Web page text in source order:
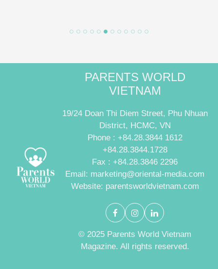
PARENTS WORLD
VIETNAM
19/24 Doan Thi Diem Street, Phu Nhuan
District, HCMC, VN
Phone : +84.28.3844 1612
+84.28.3844.1728
Fax : +84.28.3846 2296
Email: marketing@oriental-media.com
Website: parentsworldvietnam.com
© 2025 Parents World Vietnam
Magazine. All rights reserved.